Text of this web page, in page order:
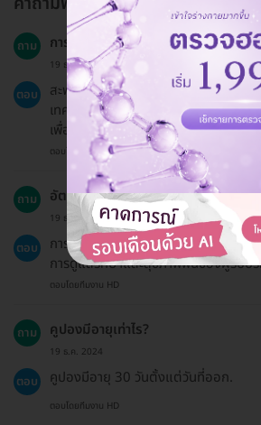
ถาม การทำสะพานฟันคืออะไร?
19 ธ.ค. 2024
ตอบ
สะพานฟัน (Dental Bridge) เป็นฟันป
เทคนิคยึดซี่ฟันปลอมเข้ากับฟันธรรมชาติ
เพื่อทดแทนฟันที่สูญเสียไป.
ตอบโดยทีมงาน HD
ถาม อัตราความสำเร็จของการทำสะพานฟัน
19 ธ.ค. 2024
ตอบ
การทำสะพานฟันมีอัตราความสำเร็จสูง
การดูแลรักษาและสุขภาพฟันของผู้รับบริ
ตอบโดยทีมงาน HD
ถาม คูปองมีอายุเท่าไร?
19 ธ.ค. 2024
ตอบ คูปองมีอายุ 30 วันตั้งแต่วันที่ออก.
ตอบโดยทีมงาน HD